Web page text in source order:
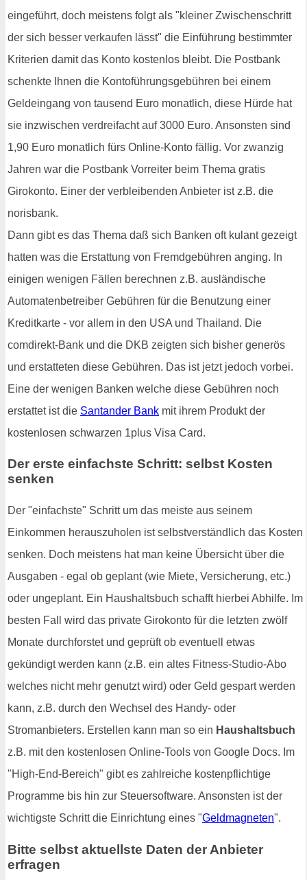
eingeführt, doch meistens folgt als "kleiner Zwischenschritt
der sich besser verkaufen lässt" die Einführung bestimmter
Kriterien damit das Konto kostenlos bleibt. Die Postbank
schenkte Ihnen die Kontoführungsgebühren bei einem
Geldeingang von tausend Euro monatlich, diese Hürde hat
sie inzwischen verdreifacht auf 3000 Euro. Ansonsten sind
1,90 Euro monatlich fürs Online-Konto fällig. Vor zwanzig
Jahren war die Postbank Vorreiter beim Thema gratis
Girokonto. Einer der verbleibenden Anbieter ist z.B. die
norisbank.
Dann gibt es das Thema daß sich Banken oft kulant gezeigt
hatten was die Erstattung von Fremdgebühren anging. In
einigen wenigen Fällen berechnen z.B. ausländische
Automatenbetreiber Gebühren für die Benutzung einer
Kreditkarte - vor allem in den USA und Thailand. Die
comdirekt-Bank und die DKB zeigten sich bisher generös
und erstatteten diese Gebühren. Das ist jetzt jedoch vorbei.
Eine der wenigen Banken welche diese Gebühren noch
erstattet ist die Santander Bank mit ihrem Produkt der
kostenlosen schwarzen 1plus Visa Card.
Der erste einfachste Schritt: selbst Kosten
senken
Der "einfachste" Schritt um das meiste aus seinem
Einkommen herauszuholen ist selbstverständlich das Kosten
senken. Doch meistens hat man keine Übersicht über die
Ausgaben - egal ob geplant (wie Miete, Versicherung, etc.)
oder ungeplant. Ein Haushaltsbuch schafft hierbei Abhilfe. Im
besten Fall wird das private Girokonto für die letzten zwölf
Monate durchforstet und geprüft ob eventuell etwas
gekündigt werden kann (z.B. ein altes Fitness-Studio-Abo
welches nicht mehr genutzt wird) oder Geld gespart werden
kann, z.B. durch den Wechsel des Handy- oder
Stromanbieters. Erstellen kann man so ein Haushaltsbuch
z.B. mit den kostenlosen Online-Tools von Google Docs. Im
"High-End-Bereich" gibt es zahlreiche kostenpflichtige
Programme bis hin zur Steuersoftware. Ansonsten ist der
wichtigste Schritt die Einrichtung eines "Geldmagneten".
Bitte selbst aktuellste Daten der Anbieter
erfragen